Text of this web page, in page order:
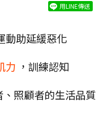
用LINE傳送
動助延緩惡化
力 ，訓練認知
照顧者的生活品質